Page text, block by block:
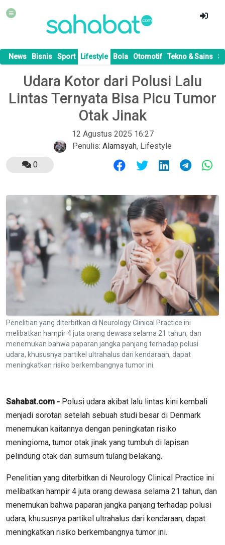
News Bisnis Sport Lifestyle Bola Otomotif Tekno & Sains
Udara Kotor dari Polusi Lalu
Lintas Ternyata Bisa Picu Tumor
Otak Jinak
12 Agustus 2025 16:27
Penulis: Alamsyah, Lifestyle
0
Penelitian yang diterbitkan di Neurology Clinical Practice ini
melibatkan hampir 4 juta orang dewasa selama 21 tahun, dan
menemukan bahwa paparan jangka panjang terhadap polusi
udara, khususnya partikel ultrahalus dari kendaraan, dapat
meningkatkan risiko berkembangnya tumor ini.
Sahabat.com - Polusi udara akibat lalu lintas kini kembali
menjadi sorotan setelah sebuah studi besar di Denmark
menemukan kaitannya dengan peningkatan risiko
meningioma, tumor otak jinak yang tumbuh di lapisan
pelindung otak dan sumsum tulang belakang.
Penelitian yang diterbitkan di Neurology Clinical Practice ini
melibatkan hampir 4 juta orang dewasa selama 21 tahun, dan
menemukan bahwa paparan jangka panjang terhadap polusi
udara, khususnya partikel ultrahalus dari kendaraan, dapat
meningkatkan risiko berkembangnya tumor ini.